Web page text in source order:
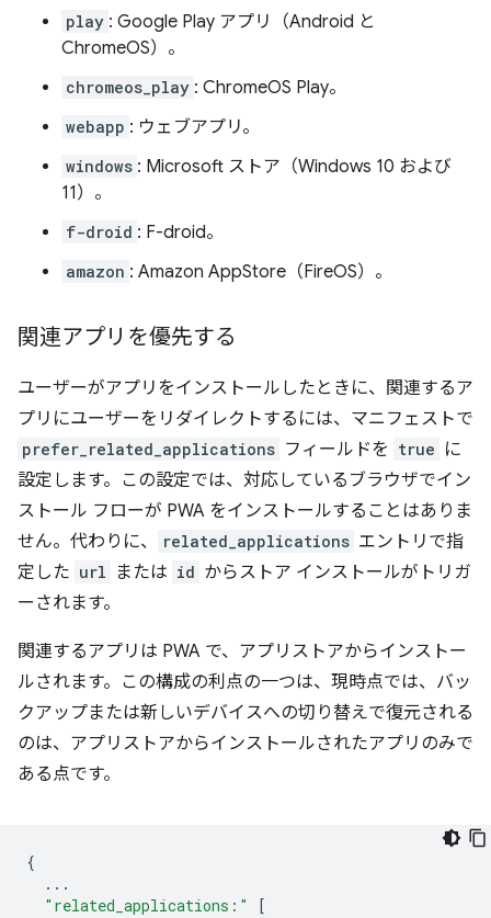
play : Google Play アプリ（Android と
ChromeOS）。
chromeos_play : ChromeOS Play。
webapp : ウェブアプリ。
windows : Microsoft ストア（Windows 10 および
11）。
f-droid : F-droid。
amazon : Amazon AppStore（FireOS）。
関連アプリを優先する
ユーザーがアプリをインストールしたときに、関連するア
プリにユーザーをリダイレクトするには、マニフェストで
prefer_related_applications フィールドを true に
設定します。この設定では、対応しているブラウザでイン
ストール フローが PWA をインストールすることはありま
せん。代わりに、
related_applications エントリで指
定した url または id からストア インストールがトリガ
ーされます。
関連するアプリは PWA で、アプリストアからインストー
ルされます。この構成の利点の一つは、現時点では、バッ
クアップまたは新しいデバイスへの切り替えで復元される
のは、アプリストアからインストールされたアプリのみで
ある点です。
{
...
"related_applications:"
[